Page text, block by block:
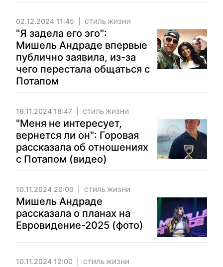
02.12.2024 11:45 СТИЛЬ ЖИЗНИ
"Я задела его эго":
Мишель Андраде впервые
публично заявила, из-за
чего перестала общаться с
Потапом
18.11.2024 18:47 СТИЛЬ ЖИЗНИ
"Меня не интересует,
вернется ли он": Горовая
рассказала об отношениях
с Потапом (видео)
10.11.2024 20:00 СТИЛЬ ЖИЗНИ
Мишель Андраде
рассказала о планах на
Евровидение-2025 (фото)
10.11.2024 12:00 СТИЛЬ ЖИЗНИ